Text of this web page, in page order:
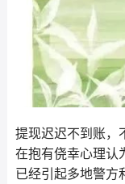
提现迟迟不到账，
在抱有侥幸心理认
已经引起多地警方